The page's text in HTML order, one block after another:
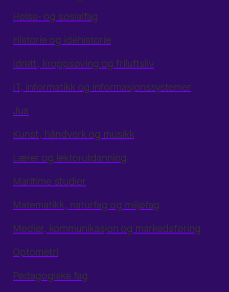
Helse- og sosialfag
Historie og idéhistorie
Idrett, kroppsøving og friluftsliv
IT, informatikk og informasjonssystemer
Jus
Kunst, håndverk og musikk
Lærer og lektorutdanning
Maritime studier
Matematikk, naturfag og miljøfag
Medier, kommunikasjon og markedsføring
Optometri
Pedagogiske fag